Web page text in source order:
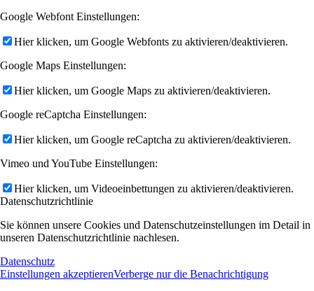
Google Webfont Einstellungen:
Hier klicken, um Google Webfonts zu aktivieren/deaktivieren.
Google Maps Einstellungen:
Hier klicken, um Google Maps zu aktivieren/deaktivieren.
Google reCaptcha Einstellungen:
Hier klicken, um Google reCaptcha zu aktivieren/deaktivieren.
Vimeo und YouTube Einstellungen:
Hier klicken, um Videoeinbettungen zu aktivieren/deaktivieren.
Datenschutzrichtlinie
Sie können unsere Cookies und Datenschutzeinstellungen im Detail in
unseren Datenschutzrichtlinie nachlesen.
Datenschutz
Einstellungen akzeptierenVerberge nur die Benachrichtigung